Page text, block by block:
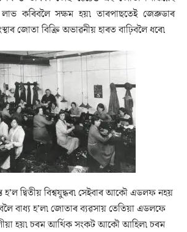
কৰিবলৈ সক্ষম হয়৷ তাৰপাছতেই জেব্ৰুডাৰ
জোতা বিক্ৰি অভাৱনীয় হাৰত বাঢ়িবলৈ ধৰে৷
দ্বিতীয় বিশ্বযুদ্ধৰ৷ সেইবাৰ আকৌ এডলফ নহয়
বাধ্য হ’ল৷ জোতাৰ ব্যৱসায় তেতিয়া এডলফে
হয়৷ চৰম আৰ্থিক সংকট আকৌ আহিল৷ চৰম